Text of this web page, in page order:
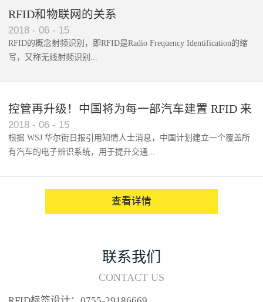
RFID和物联网的关系
2018 - 06 - 15
RFID的概念射频识别，即RFID是Radio Frequency Identification的缩
写，又称无线射频识别...
控管再升级！中国将为每一部汽车建置 RFID 来
架构辨识系统
2018 - 06 - 15
根据 WSJ 华尔街日报引用知情人士消息，中国计划建立一个覆盖所
有汽车的电子辨识系统，用于提升交通...
查看详情
联系我们
CONTACT US